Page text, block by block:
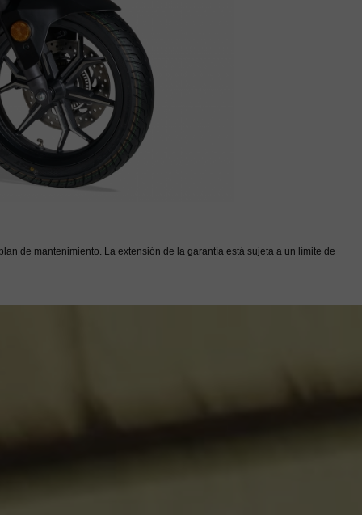
de mantenimiento. La extensión de la garantía está sujeta a un límite de